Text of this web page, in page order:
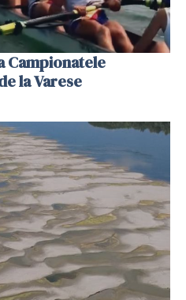
Campionatele
la Varese